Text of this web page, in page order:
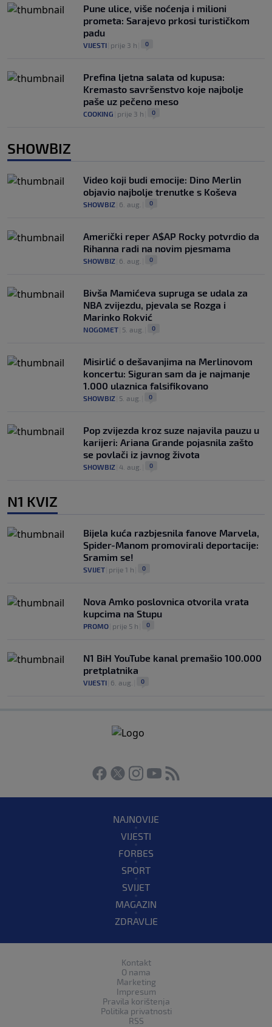
Pune ulice, više noćenja i milioni
prometa: Sarajevo prkosi turističkom
padu
VIJESTI prije 3 h 0
Prefina ljetna salata od kupusa:
Kremasto savršenstvo koje najbolje
paše uz pečeno meso
COOKING prije 3 h 0
SHOWBIZ
Video koji budi emocije: Dino Merlin
objavio najbolje trenutke s Koševa
SHOWBIZ 6. aug. 0
Američki reper A$AP Rocky potvrdio da
Rihanna radi na novim pjesmama
SHOWBIZ 6. aug. 0
Bivša Mamićeva supruga se udala za
NBA zvijezdu, pjevala se Rozga i
Marinko Rokvić
NOGOMET 5. aug. 0
Misirlić o dešavanjima na Merlinovom
koncertu: Siguran sam da je najmanje
1.000 ulaznica falsifikovano
SHOWBIZ 5. aug. 0
Pop zvijezda kroz suze najavila pauzu u
karijeri: Ariana Grande pojasnila zašto
se povlači iz javnog života
SHOWBIZ 4. aug. 0
N1 KVIZ
Bijela kuća razbjesnila fanove Marvela,
Spider-Manom promovirali deportacije:
Sramim se!
SVIJET prije 1 h 0
Nova Amko poslovnica otvorila vrata
kupcima na Stupu
PROMO prije 5 h 0
N1 BiH YouTube kanal premašio 100.000
pretplatnika
VIJESTI 6. aug. 0
NAJNOVIJE
VIJESTI
FORBES
SPORT
SVIJET
MAGAZIN
ZDRAVLJE
Kontakt
O nama
Marketing
Impresum
Pravila korištenja
Politika privatnosti
RSS